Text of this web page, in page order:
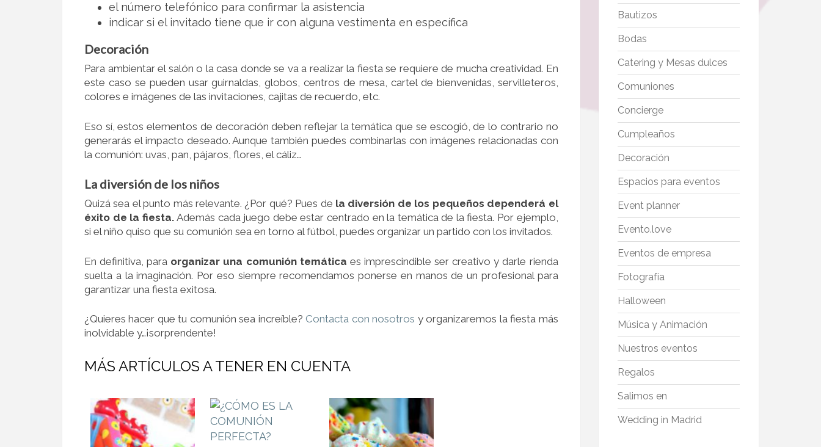
el número telefónico para confirmar la asistencia
indicar si el invitado tiene que ir con alguna vestimenta en específica
Decoración
Para ambientar el salón o la casa donde se va a realizar la fiesta se requiere de mucha creatividad. En
este caso se pueden usar guirnaldas, globos, centros de mesa, cartel de bienvenidas, servilleteros,
colores e imágenes de las invitaciones, cajitas de recuerdo, etc.
Eso sí, estos elementos de decoración deben reflejar la temática que se escogió, de lo contrario no
generarás el impacto deseado. Aunque también puedes combinarlas con imágenes relacionadas con
la comunión: uvas, pan, pájaros, flores, el cáliz…
La diversión de los niños
Quizá sea el punto más relevante. ¿Por qué? Pues de la diversión de los pequeños dependerá el
éxito de la fiesta.Además cada juego debe estar centrado en la temática de la fiesta. Por ejemplo,
si el niño quiso que su comunión sea en torno al fútbol, puedes organizar un partido con los invitados.
En definitiva, para organizar una comunión temática es imprescindible ser creativo y darle rienda
suelta a la imaginación. Por eso siempre recomendamos ponerse en manos de un profesional para
garantizar una fiesta exitosa.
¿Quieres hacer que tu comunión sea increíble? Contacta con nosotros y organizaremos la fiesta más
inolvidable y…¡sorprendente!
MÁS ARTÍCULOS A TENER EN CUENTA
Bautizos
Bodas
Catering y Mesas dulces
Comuniones
Concierge
Cumpleaños
Decoración
Espacios para eventos
Event planner
Evento.love
Eventos de empresa
Fotografía
Halloween
Música y Animación
Nuestros eventos
Regalos
Salimos en
Wedding in Madrid